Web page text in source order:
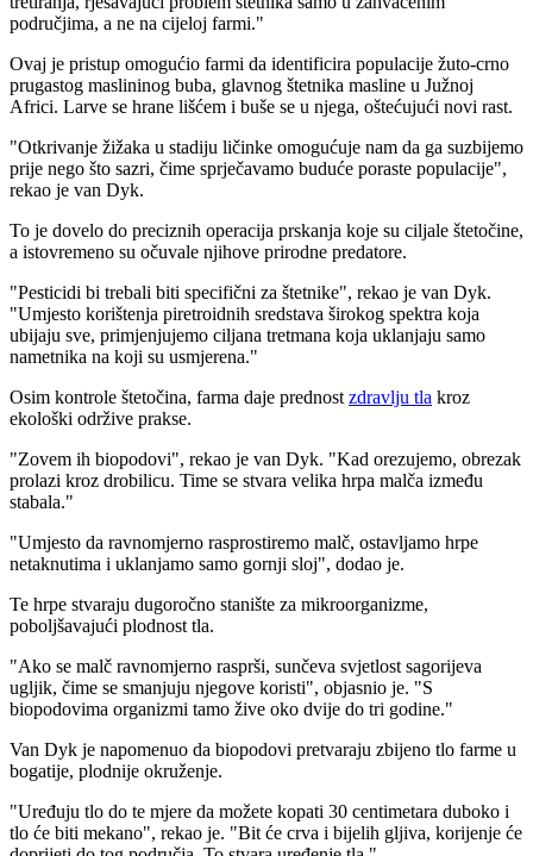
područjima, a ne na cijeloj farmi."
Ovaj je pristup omogućio farmi da identificira populacije žuto-crno
prugastog maslininog buba, glavnog štetnika masline u Južnoj
Africi. Larve se hrane lišćem i buše se u njega, oštećujući novi rast.
"Otkrivanje žižaka u stadiju ličinke omogućuje nam da ga suzbijemo
prije nego što sazri, čime sprječavamo buduće poraste populacije",
rekao je van Dyk.
To je dovelo do preciznih operacija prskanja koje su ciljale štetočine,
a istovremeno su očuvale njihove prirodne predatore.
"Pesticidi bi trebali biti specifični za štetnike", rekao je van Dyk.
"Umjesto korištenja piretroidnih sredstava širokog spektra koja
ubijaju sve, primjenjujemo ciljana tretmana koja uklanjaju samo
nametnika na koji su usmjerena."
Osim kontrole štetočina, farma daje prednost zdravlju tla kroz
ekološki održive prakse.
"Zovem ih biopodovi", rekao je van Dyk. "Kad orezujemo, obrezak
prolazi kroz drobilicu. Time se stvara velika hrpa malča između
stabala."
"Umjesto da ravnomjerno rasprostiremo malč, ostavljamo hrpe
netaknutima i uklanjamo samo gornji sloj", dodao je.
Te hrpe stvaraju dugoročno stanište za mikroorganizme,
poboljšavajući plodnost tla.
"Ako se malč ravnomjerno rasprši, sunčeva svjetlost sagorijeva
ugljik, čime se smanjuju njegove koristi", objasnio je. "S
biopodovima organizmi tamo žive oko dvije do tri godine."
Van Dyk je napomenuo da biopodovi pretvaraju zbijeno tlo farme u
bogatije, plodnije okruženje.
"Uređuju tlo do te mjere da možete kopati 30 centimetara duboko i
tlo će biti mekano", rekao je. "Bit će crva i bijelih gljiva, korijenje će